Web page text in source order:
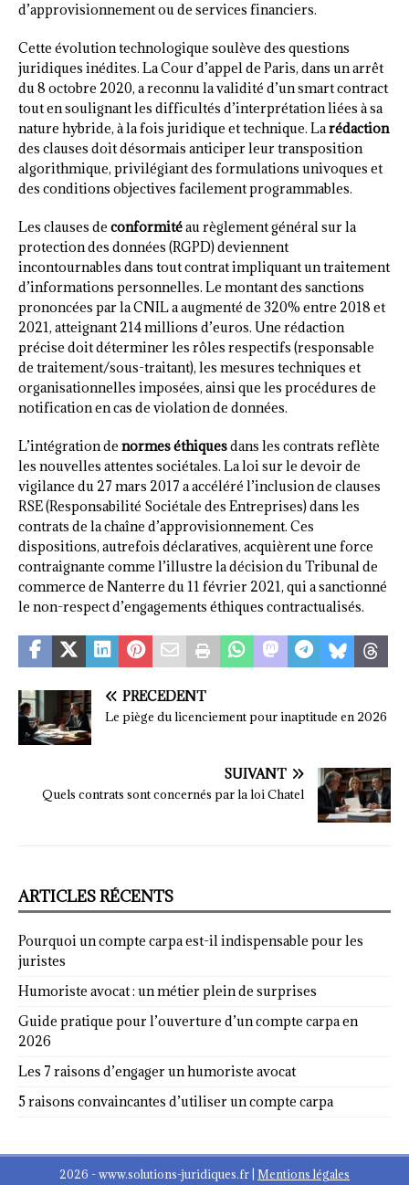
d’approvisionnement ou de services financiers.
Cette évolution technologique soulève des questions
juridiques inédites. La Cour d’appel de Paris, dans un arrêt
du 8 octobre 2020, a reconnu la validité d’un smart contract
tout en soulignant les difficultés d’interprétation liées à sa
nature hybride, à la fois juridique et technique. Larédaction
des clauses doit désormais anticiper leur transposition
algorithmique, privilégiant des formulations univoques et
des conditions objectives facilement programmables.
Les clauses de conformitéau règlement général sur la
protection des données (RGPD) deviennent
incontournables dans tout contrat impliquant un traitement
d’informations personnelles. Le montant des sanctions
prononcées par la CNIL a augmenté de 320% entre 2018 et
2021, atteignant 214 millions d’euros. Une rédaction
précise doit déterminer les rôles respectifs (responsable
de traitement/sous-traitant), les mesures techniques et
organisationnelles imposées, ainsi que les procédures de
notification en cas de violation de données.
L’intégration de normes éthiquesdans les contrats reflète
les nouvelles attentes sociétales. La loi sur le devoir de
vigilance du 27 mars 2017 a accéléré l’inclusion de clauses
RSE (Responsabilité Sociétale des Entreprises) dans les
contrats de la chaîne d’approvisionnement. Ces
dispositions, autrefois déclaratives, acquièrent une force
contraignante comme l’illustre la décision du Tribunal de
commerce de Nanterre du 11 février 2021, qui a sanctionné
le non-respect d’engagements éthiques contractualisés.
PRÉCÉDENT
Le piège du licenciement pour inaptitude en 2026
SUIVANT
Quels contrats sont concernés par la loi Chatel
ARTICLES RÉCENTS
Pourquoi un compte carpa est-il indispensable pour les
juristes
Humoriste avocat : un métier plein de surprises
Guide pratique pour l’ouverture d’un compte carpa en
2026
Les 7 raisons d’engager un humoriste avocat
5 raisons convaincantes d’utiliser un compte carpa
2026 - www.solutions-juridiques.fr Mentions légales